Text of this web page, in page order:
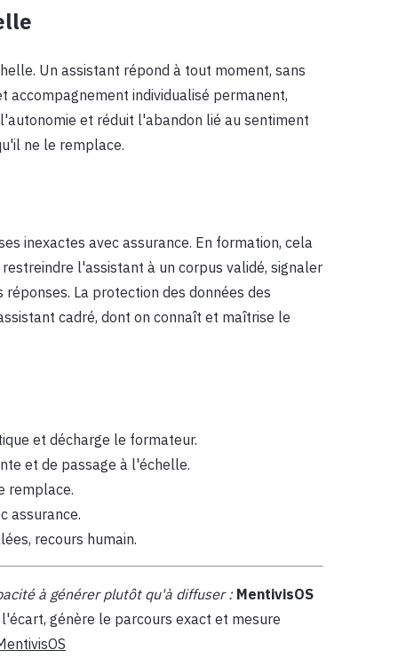
Un assistant répond à tout moment, sans
individualisé permanent,
et réduit l'abandon lié au sentiment
ne le remplace.
inexactes avec assurance. En formation, cela
l'assistant à un corpus validé, signaler
La protection des données des
cadré, dont on connaît et maîtrise le
et décharge le formateur.
et de passage à l'échelle.
remplace.
assurance.
recours humain.
à générer plutôt qu'à diffuser : MentivisOS
génère le parcours exact et mesure